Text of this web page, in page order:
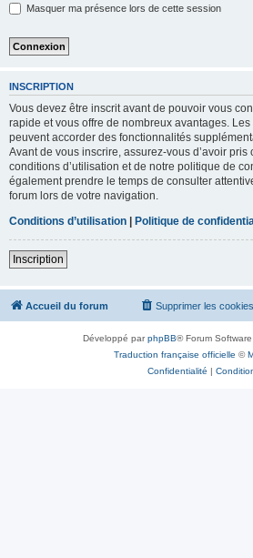
Masquer ma présence lors de cette session
INSCRIPTION
Vous devez être inscrit avant de pouvoir vous
rapide et vous offre de nombreux avantages.
peuvent accorder des fonctionnalités
Avant de vous inscrire, assurez-vous d’avoir
conditions d’utilisation et de notre politique de
également prendre le temps de consulter
forum lors de votre navigation.
Conditions d’utilisation | Politique de
Inscription
Accueil du forum Supprimer les cookies
Développé parphpBB® Forum
Traduction française officielle ©
Confidentialité |